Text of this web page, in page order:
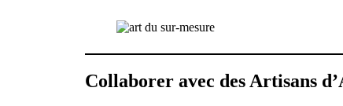
Collaborer avec des Artisans